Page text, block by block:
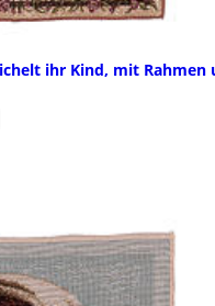
ihr Kind, mit Rahmen